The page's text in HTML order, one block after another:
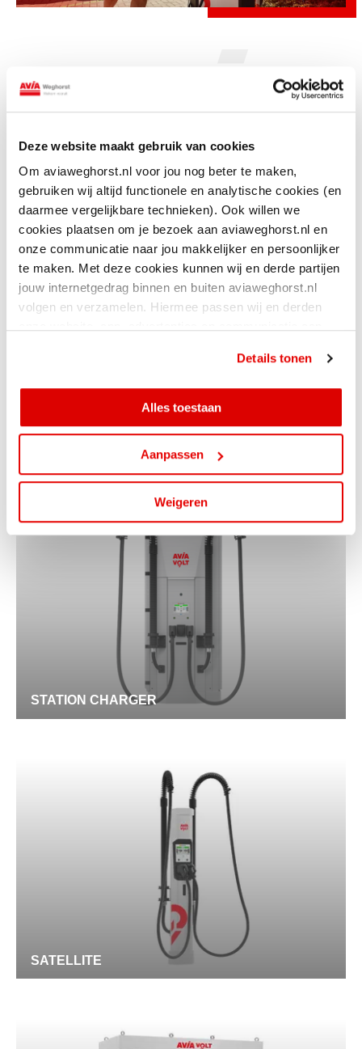
Deze website maakt gebruik van cookies
Om aviaweghorst.nl voor jou nog beter te maken,
gebruiken wij altijd functionele en analytische cookies (en
daarmee vergelijkbare technieken). Ook willen we
cookies plaatsen om je bezoek aan aviaweghorst.nl en
onze communicatie naar jou makkelijker en persoonlijker
te maken. Met deze cookies kunnen wij en derde partijen
jouw internetgedrag binnen en buiten aviaweghorst.nl
volgen en verzamelen. Hiermee passen wij en derden
ga je hiermee akkoord. Je kunt je cookievoorkeuren altijd
Details tonen
Alles toestaan
Aanpassen
Weigeren
"Een
verplaatsbare
Alle snelladers van AVIA VOLT
MOVABLE CHARGER
STATION CHARGER
SATELLITE